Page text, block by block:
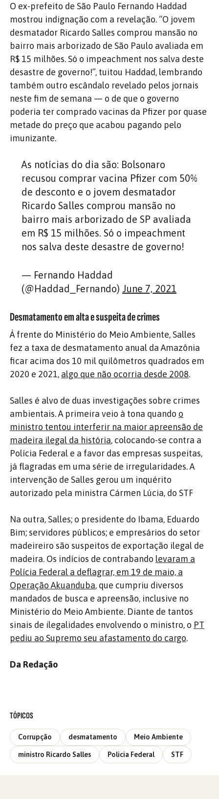
O ex-prefeito de São Paulo Fernando Haddad
mostrou indignação com a revelação. “O jovem
desmatador Ricardo Salles comprou mansão no
bairro mais arborizado de São Paulo avaliada em
R$ 15 milhões. Só o impeachment nos salva deste
desastre de governo!”, tuitou Haddad, lembrando
também outro escândalo revelado pelos jornais
neste fim de semana — o de que o governo
poderia ter comprado vacinas da Pfizer por quase
metade do preço que acabou pagando pelo
imunizante.
As notícias do dia são: Bolsonaro
recusou comprar vacina Pfizer com 50%
de desconto e o jovem desmatador
Ricardo Salles comprou mansão no
bairro mais arborizado de SP avaliada
em R$ 15 milhões. Só o impeachment
nos salva deste desastre de governo!
— Fernando Haddad
(@Haddad_Fernando) June 7, 2021
Desmatamento em alta e suspeita de crimes
À frente do Ministério do Meio Ambiente, Salles
fez a taxa de desmatamento anual da Amazônia
ficar acima dos 10 mil quilômetros quadrados em
2020 e 2021, algo que não ocorria desde 2008.
Salles é alvo de duas investigações sobre crimes
ambientais. A primeira veio à tona quando o
ministro tentou interferir na maior apreensão de
madeira ilegal da história, colocando-se contra a
Polícia Federal e a favor das empresas suspeitas,
já flagradas em uma série de irregularidades. A
intervenção de Salles gerou um inquérito
autorizado pela ministra Cármen Lúcia, do STF
Na outra, Salles; o presidente do Ibama, Eduardo
Bim; servidores públicos; e empresários do setor
madeireiro são suspeitos de exportação ilegal de
madeira. Os indícios de contrabando levaram a
Polícia Federal a deflagrar, em 19 de maio, a
Operação Akuanduba, que cumpriu diversos
mandados de busca e apreensão, inclusive no
Ministério do Meio Ambiente. Diante de tantos
sinais de ilegalidades envolvendo o ministro, o PT
pediu ao Supremo seu afastamento do cargo.
Da Redação
TÓPICOS
Corrupção desmatamento Meio Ambiente
ministro Ricardo Salles Policia Federal STF